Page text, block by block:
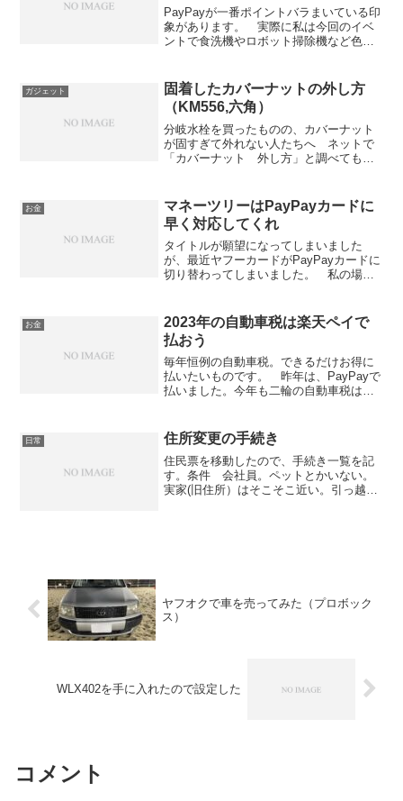
PayPayが一番ポイントバラまいている印
象があります。 実際に私は今回のイベ
ントで食洗機やロボット掃除機など色々
す。 以下今回のイベントで注意すべき
だったことをまとめま...
ガジェット
固着したカバーナットの外し方
（KM556,六角）
分岐水栓を買ったものの、カバーナット
が固すぎて外れない人たちへ ネットで
「カバーナット 外し方」と調べても全
丸っきりだめ 結局足りないのはパワー
だ。ドウェイン・ジョンソ...
お金
マネーツリーはPayPayカードに
早く対応してくれ
タイトルが願望になってしまいました
が、最近ヤフーカードがPayPayカードに
切り替わってしまいました。 私の場
月に発送されていたので、どちらかとい
うと遅い方だと思われ...
お金
2023年の自動車税は楽天ペイで
払おう
毎年恒例の自動車税。できるだけお得に
払いたいものです。 昨年は、PayPayで
払いました。今年も二輪の自動車税はす
と以下を早く知っていたら、1%のポイン
ト還元を受...
日常 住所変更の手続き
住民票を移動したので、手続き一覧を記
す。条件 会社員。ペットとかいない。
実家(旧住所）はそこそこ近い。引っ越し
ヤフオクで車を売ってみた（プロボック
ス）
WLX402を手に入れたので設定した
コメント